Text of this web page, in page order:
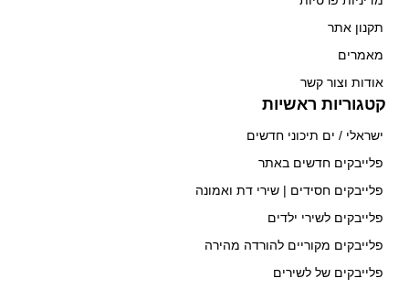
תקנון אתר
מאמרים
אודות וצור קשר
קטגוריות ראשיות
ישראלי / ים תיכוני חדשים
פלייבקים חדשים באתר
פלייבקים חסידים | שירי דת ואמונה
פלייבקים לשירי ילדים
פלייבקים מקוריים להורדה מהירה
פלייבקים של לשירים